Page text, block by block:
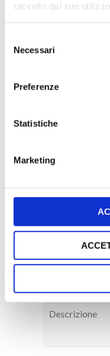
raccolto dal suo
delNecessari
Preferenze
Statistiche
Marketing